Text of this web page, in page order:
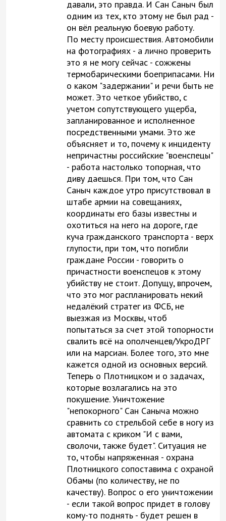
давали, это правда. И Сан Саныч был
одним из тех, кто этому не был рад -
он вёл реальную боевую работу.
По месту происшествия. Автомобили
на фотографиях - а лично проверить
это я не могу сейчас - сожжены
термобарическими боеприпасами. Ни
о каком "задержании" и речи быть не
может. Это четкое убийство, с
учетом сопутствующего ущерба,
запланированное и исполненное
посредственными умами. Это же
объясняет и то, почему к инциденту
непричастны российские "военспецы"
- работа настолько топорная, что
диву даешься. При том, что Сан
Саныч каждое утро присутствовал в
штабе армии на совещаниях,
координаты его базы известны и
охотиться на него на дороге, где
куча гражданского транспорта - верх
глупости, при том, что погибли
граждане России - говорить о
причастности военспецов к этому
убийству не стоит. Допущу, впрочем,
что это мог распланировать некий
недалёкий стратег из ФСБ, не
выезжая из Москвы, чтоб
попытаться за счет этой топорности
свалить всё на ополченцев/УкроДРГ
или на марсиан. Более того, это мне
кажется одной из основных версий.
Теперь о Плотницком и о задачах,
которые возлагались на это
покушение. Уничтожение
"непокорного" Сан Саныча можно
сравнить со стрельбой себе в ногу из
автомата с криком "И с вами,
сволочи, также будет". Ситуация не
то, чтобы напряженная - охрана
Плотницкого сопоставима с охраной
Обамы (по количеству, не по
качеству). Вопрос о его уничтожении
- если такой вопрос придет в голову
кому-то поднять - будет решен в